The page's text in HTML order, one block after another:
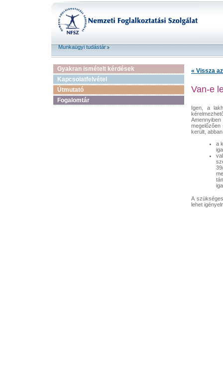
Munkaügyi tudástár
Gyakran ismételt kérdések
Kapcsolatfelvétel
Útmutató
Fogalomtár
« Vissza
Van-e
Igen, a
került,
a
A
lehet